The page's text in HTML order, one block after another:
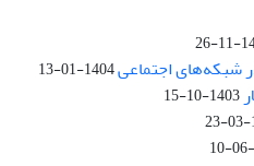
شبکه‌های اجتماعی1404-01-13
1403-10-15